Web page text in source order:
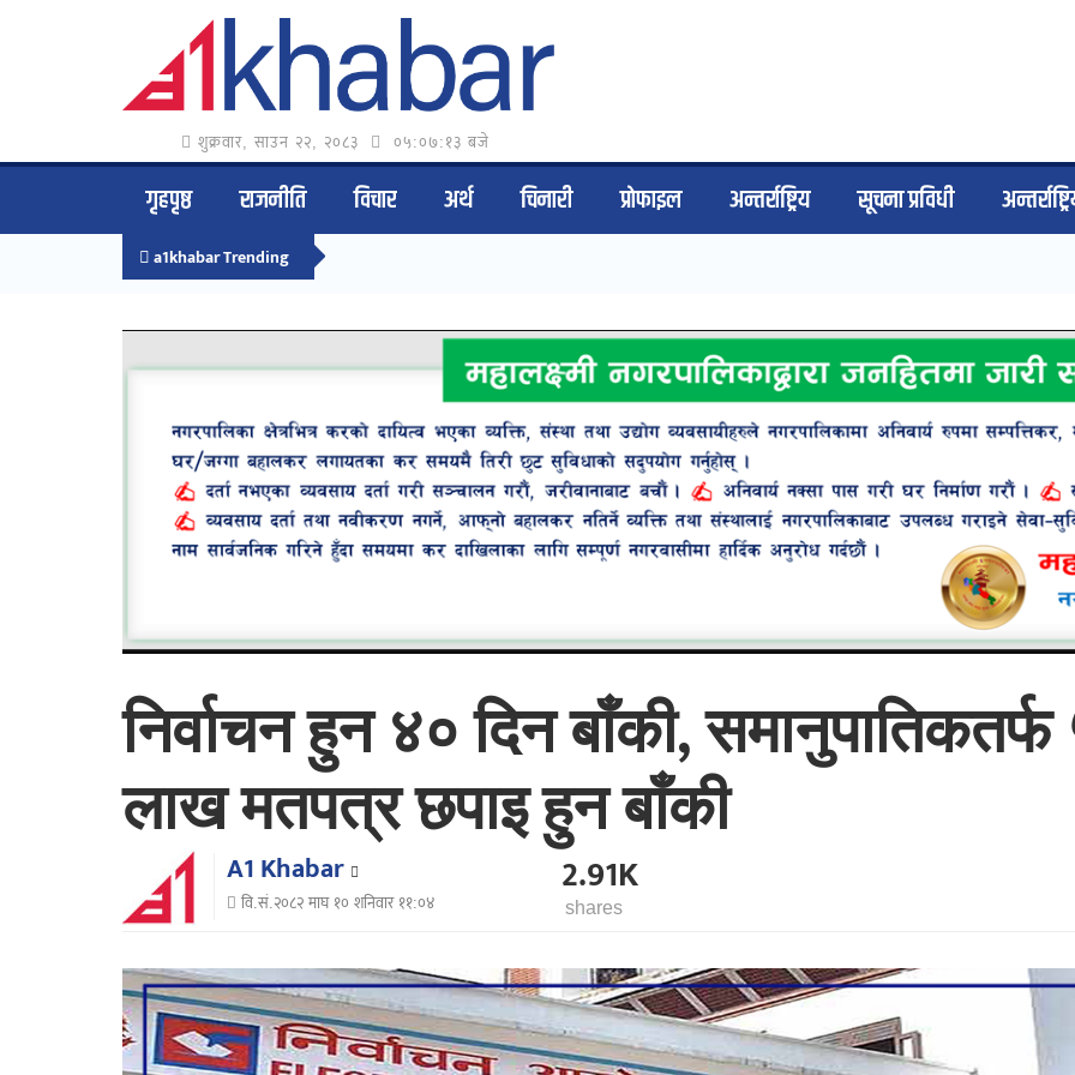
शुक्रवार, साउन २२, २०८३ ०५:०७:१४ बजे
गृहपृष्ठ राजनीति विचार अर्थ चिनारी प्राेफाइल अन्तर्राष्ट्रिय सूचना प्रविधी
a1khabar Trending
निर्वाचन हुन ४० दिन बाँकी,
लाख मतपत्र छपाइ हुन बाँकी
A1 Khabar
वि.सं.२०८२ माघ १० शनिवार ११:०४ 2.91K
shares